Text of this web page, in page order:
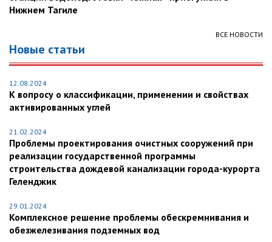
Нижнем Тагиле
ВСЕ НОВОСТИ
Новые статьи
12.08.2024
К вопросу о классификации, применении и свойствах
активированных углей
21.02.2024
Проблемы проектирования очистных сооружений при
реализации государственной программы
строительства дождевой канализации города-курорта
Геленджик
29.01.2024
Комплексное решение проблемы обескремнивания и
обезжелезивания подземных вод